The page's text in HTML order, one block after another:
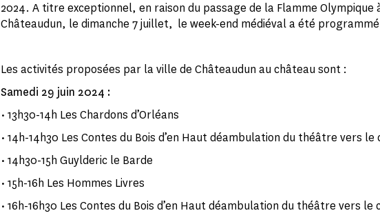
2024. A titre exceptionnel, en raison du passage de la Flamme Olympique
Châteaudun, le dimanche 7 juillet, le week-end médiéval a été programmé
Les activités proposées par la ville de Châteaudun au château sont :
Samedi 29 juin 2024 :
• 13h30-14h Les Chardons d’Orléans
• 14h-14h30 Les Contes du Bois d’en Haut déambulation du théâtre vers le
• 14h30-15h Guylderic le Barde
• 15h-16h Les Hommes Livres
• 16h-16h30 Les Contes du Bois d’en Haut déambulation du théâtre vers le